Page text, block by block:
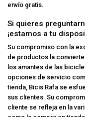
envío gratis.
Si quieres
¡estamos a tu
Su compromiso con la
de productos la
los amantes de las
opciones de servicio
tienda, Bicis Rafa se
sus clientes. Su
cliente se refleja en la